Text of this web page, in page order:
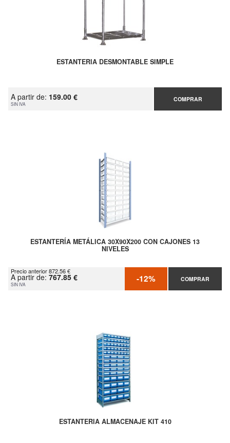
ESTANTERIA DESMONTABLE SIMPLE
A partir de: 159.00 €
SIN IVA
COMPRAR
ESTANTERÍA METÁLICA 30X90X200 CON CAJONES 13
NIVELES
Precio anterior 872.56 €
A partir de: 767.85 €
SIN IVA -12% COMPRAR
ESTANTERIA ALMACENAJE KIT 410